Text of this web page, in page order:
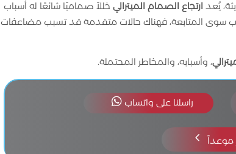
ارتجاع الصمام الميترالي خللاً صماميًا شائعًا له أسباب
سوى المتابعة، فهناك حالات متقدمة قد تسبب مضاعفات
، وأسبابه، والمخاطر المحتملة.
راسلنا على واتساب
موعداً 4